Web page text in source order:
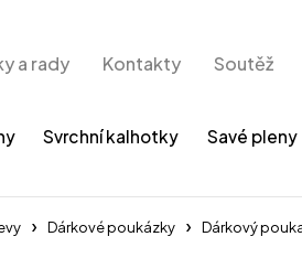
a rady Kontakty Soutěž
Svrchní kalhotky Savé pleny
Dárkové poukázky Dárkový